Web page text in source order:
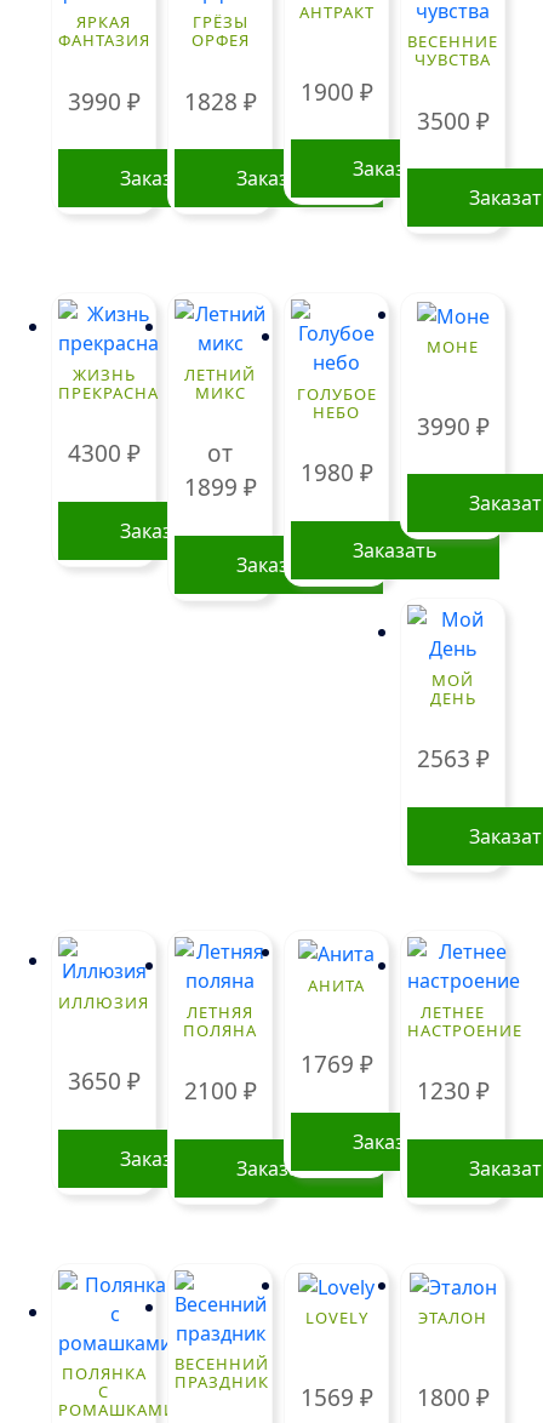
ЯРКАЯ
ФАНТАЗИЯ
3990 ₽
Заказать
ГРЁЗЫ
ОРФЕЯ
1828 ₽
Заказать
АНТРАКТ
1900 ₽
Заказать
ВЕСЕННИЕ
ЧУВСТВА
3500 ₽
ЖИЗНЬ
ПРЕКРАСНА
4300 ₽
Заказать
ЛЕТНИЙ
МИКС
от
1899 ₽
Заказать
ГОЛУБОЕ
НЕБО
1980 ₽
Заказать
МОНЕ
3990 ₽
МОЙ
ДЕНЬ
2563 ₽
ИЛЛЮЗИЯ
3650 ₽
Заказать
ЛЕТНЯЯ
ПОЛЯНА
2100 ₽
Заказать
АНИТА
1769 ₽
Заказать
ЛЕТНЕЕ
НАСТРОЕНИЕ
1230 ₽
ПОЛЯНКА
С
РОМАШКАМИ
ВЕСЕННИЙ
ПРАЗДНИК
LOVELY
1569 ₽
ЭТАЛОН
1800 ₽